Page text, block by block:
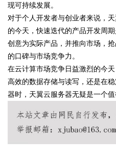
现可持续发展。
对于个人开发者与创业者来说，
的今天，快速迭代的产品开发周
创意为实际产品，并推向市场，
的口碑与市场竞争力。
在云计算市场竞争日益激烈的今
高效的数据存储与读写，还是在
器时，天翼云服务器无疑是一个